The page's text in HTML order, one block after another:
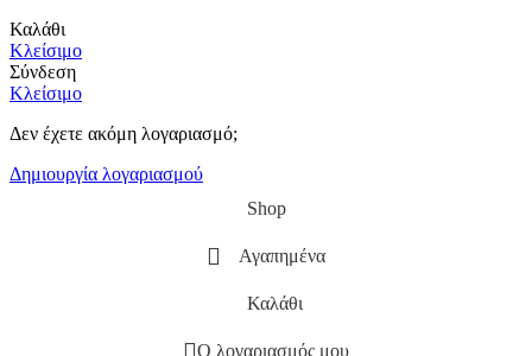
Καλάθι
Κλείσιμο
Σύνδεση
Κλείσιμο
Δεν έχετε ακόμη λογαριασμό;
Δημιουργία λογαριασμού
Shop
Αγαπημένα
Καλάθι
Ο λογαριασμός μου